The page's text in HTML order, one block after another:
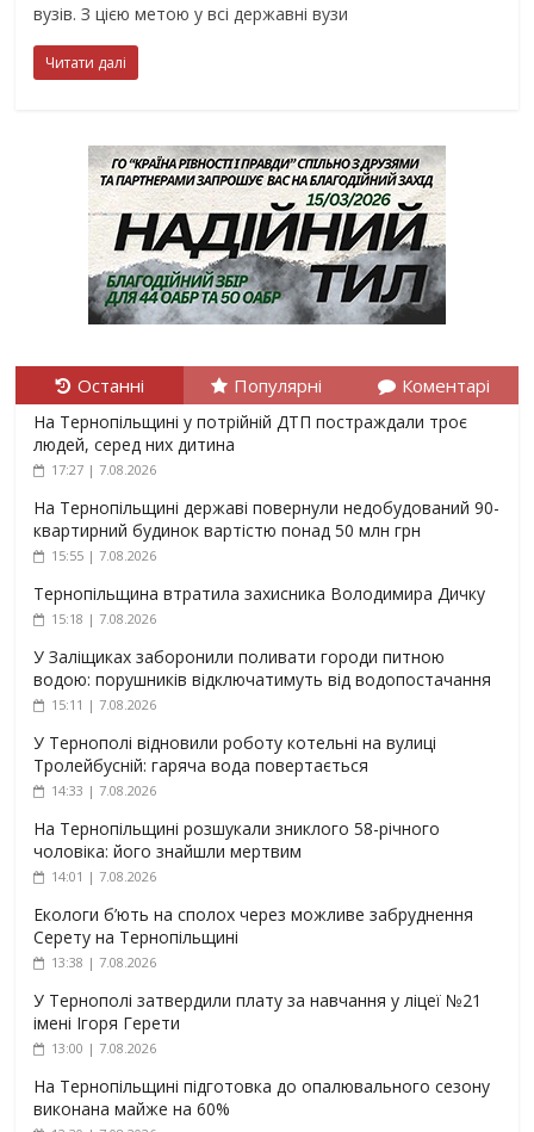
вузів. З цією метою у всі державні вузи
Читати далі
Останні Популярні Коментарі
На Тернопільщині у потрійній ДТП постраждали троє
людей, серед них дитина
17:27 | 7.08.2026
На Тернопільщині державі повернули недобудований 90-
квартирний будинок вартістю понад 50 млн грн
15:55 | 7.08.2026
Тернопільщина втратила захисника Володимира Дичку
15:18 | 7.08.2026
У Заліщиках заборонили поливати городи питною
водою: порушників відключатимуть від водопостачання
15:11 | 7.08.2026
У Тернополі відновили роботу котельні на вулиці
Тролейбусній: гаряча вода повертається
14:33 | 7.08.2026
На Тернопільщині розшукали зниклого 58-річного
чоловіка: його знайшли мертвим
14:01 | 7.08.2026
Екологи б’ють на сполох через можливе забруднення
Серету на Тернопільщині
13:38 | 7.08.2026
У Тернополі затвердили плату за навчання у ліцеї №21
імені Ігоря Герети
13:00 | 7.08.2026
На Тернопільщині підготовка до опалювального сезону
виконана майже на 60%